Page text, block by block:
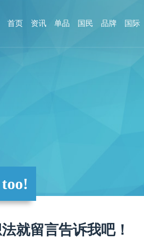
首页 资讯 单品 国民 品牌 国际
就留言告诉我吧！